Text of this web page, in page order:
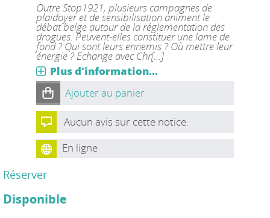
Outre Stop1921, plusieurs campagnes de
plaidoyer et de sensibilisation animent le
débat belge autour de la réglementation des
drogues. Peuvent-elles constituer une lame de
fond ? Qui sont leurs ennemis ? Où mettre leur
énergie ? Echange avec Chr[...]
Plus d'information...
Ajouter au panier
Aucun avis sur cette notice.
En ligne
Réserver
Disponible